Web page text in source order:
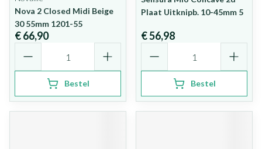
Nova 2 Closed Midi Beige
30 55mm 1201-55
€ 66,90
Bestel
Plaat Uitknipb. 10-45mm 5
€ 56,98
Bestel